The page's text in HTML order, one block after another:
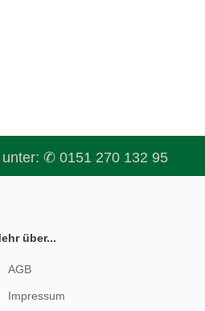
✆ 0151 270 132 95
über...
AGB
Impressum